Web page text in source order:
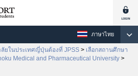
ภาษาไทย
ในประเทศญี่ปุ่นต้องที่ JPSS > เลือกสถานศึกษา
Medical and Pharmaceutical University >